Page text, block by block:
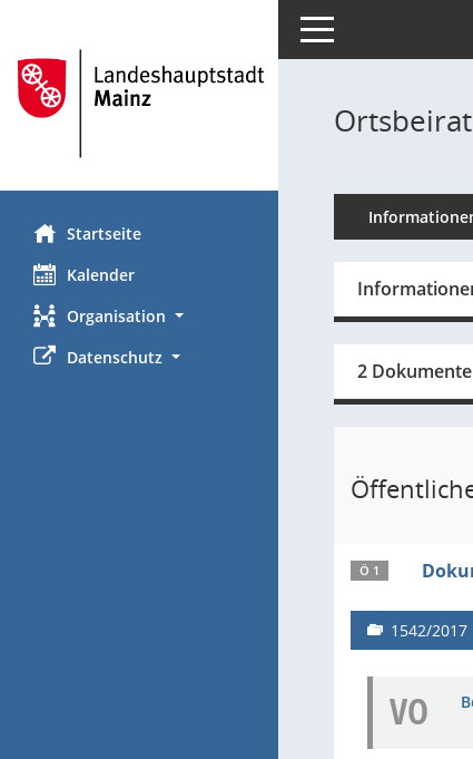
Startseite
Kalender
Organisation
Datenschutz
Toggle navigation
2 Dokumente
Ö 1
1542/2017
VO